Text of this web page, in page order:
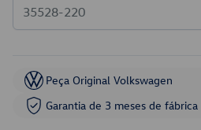
Peça Original Volkswagen
Garantia de 3 meses de fábrica